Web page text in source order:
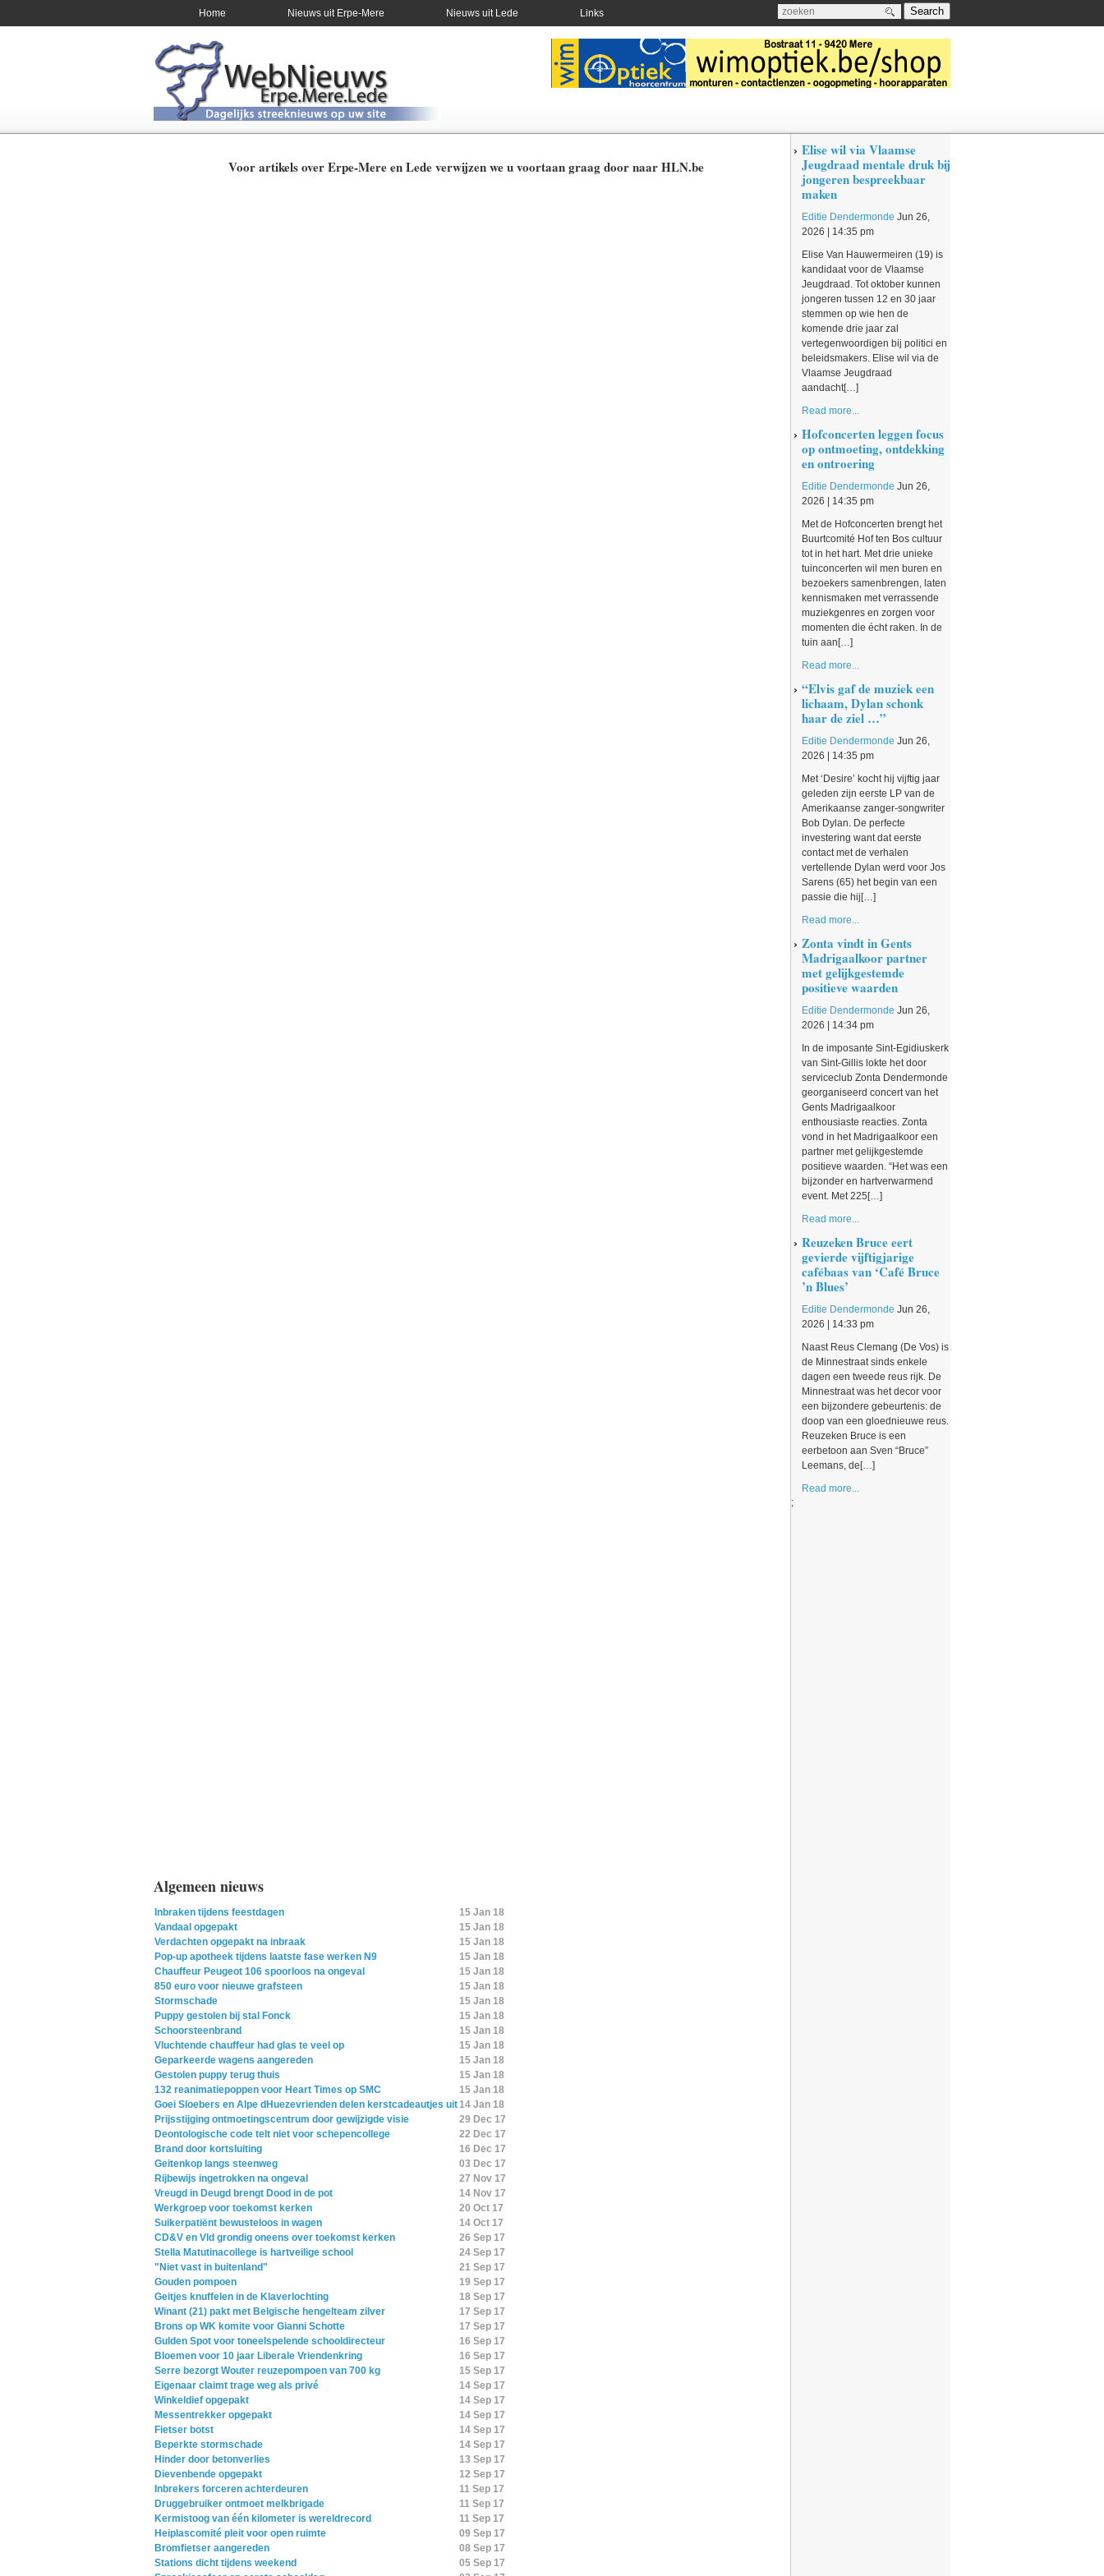
Home Nieuws uit Erpe-Mere Nieuws uit Lede Links Search
Voor artikels over Erpe-Mere en Lede verwijzen we u voortaan graag door naar HLN.be
Algemeen nieuws
Inbraken tijdens feestdagen
15 Jan 18
Vandaal opgepakt
15 Jan 18
Verdachten opgepakt na inbraak
15 Jan 18
Pop-up apotheek tijdens laatste fase werken N9
15 Jan 18
Chauffeur Peugeot 106 spoorloos na ongeval
15 Jan 18
850 euro voor nieuwe grafsteen
15 Jan 18
Stormschade
15 Jan 18
Puppy gestolen bij stal Fonck
15 Jan 18
Schoorsteenbrand
15 Jan 18
Vluchtende chauffeur had glas te veel op
15 Jan 18
Geparkeerde wagens aangereden
15 Jan 18
Gestolen puppy terug thuis
15 Jan 18
132 reanimatiepoppen voor Heart Times op SMC
15 Jan 18
Goei Sloebers en Alpe dHuezevrienden delen kerstcadeautjes uit14 Jan 18
Prijsstijging ontmoetingscentrum door gewijzigde visie
29 Dec 17
Deontologische code telt niet voor schepencollege
22 Dec 17
Brand door kortsluiting
16 Dec 17
Geitenkop langs steenweg
03 Dec 17
Rijbewijs ingetrokken na ongeval
27 Nov 17
Vreugd in Deugd brengt Dood in de pot
14 Nov 17
Werkgroep voor toekomst kerken
20 Oct 17
Suikerpatiënt bewusteloos in wagen
14 Oct 17
CD&V en Vld grondig oneens over toekomst kerken
26 Sep 17
Stella Matutinacollege is hartveilige school
24 Sep 17
"Niet vast in buitenland"
21 Sep 17
Gouden pompoen
19 Sep 17
Geitjes knuffelen in de Klaverlochting
18 Sep 17
Winant (21) pakt met Belgische hengelteam zilver
17 Sep 17
Brons op WK komite voor Gianni Schotte
17 Sep 17
Gulden Spot voor toneelspelende schooldirecteur
16 Sep 17
Bloemen voor 10 jaar Liberale Vriendenkring
16 Sep 17
Serre bezorgt Wouter reuzepompoen van 700 kg
15 Sep 17
Eigenaar claimt trage weg als privé
14 Sep 17
Winkeldief opgepakt
14 Sep 17
Messentrekker opgepakt
14 Sep 17
Fietser botst
14 Sep 17
Beperkte stormschade
14 Sep 17
Hinder door betonverlies
13 Sep 17
Dievenbende opgepakt
12 Sep 17
Inbrekers forceren achterdeuren
11 Sep 17
Druggebruiker ontmoet melkbrigade
11 Sep 17
Kermistoog van één kilometer is wereldrecord
11 Sep 17
Heiplascomité pleit voor open ruimte
09 Sep 17
Bromfietser aangereden
08 Sep 17
Stations dicht tijdens weekend
05 Sep 17
Elise wil via Vlaamse
Jeugdraad mentale druk bij
jongeren bespreekbaar
maken
Editie Dendermonde Jun 26,
2026 | 14:35 pm
Elise Van Hauwermeiren (19) is
kandidaat voor de Vlaamse
Jeugdraad. Tot oktober kunnen
jongeren tussen 12 en 30 jaar
stemmen op wie hen de
komende drie jaar zal
vertegenwoordigen bij politici en
beleidsmakers. Elise wil via de
Vlaamse Jeugdraad
aandacht[…]
Read more...
Hofconcerten leggen focus
op ontmoeting, ontdekking
en ontroering
Editie Dendermonde Jun 26,
2026 | 14:35 pm
Met de Hofconcerten brengt het
Buurtcomité Hof ten Bos cultuur
tot in het hart. Met drie unieke
tuinconcerten wil men buren en
bezoekers samenbrengen, laten
kennismaken met verrassende
muziekgenres en zorgen voor
momenten die écht raken. In de
tuin aan[…]
Read more...
“Elvis gaf de muziek een
lichaam, Dylan schonk
haar de ziel …”
Editie Dendermonde Jun 26,
2026 | 14:35 pm
Met ‘Desire’ kocht hij vijftig jaar
geleden zijn eerste LP van de
Amerikaanse zanger-songwriter
Bob Dylan. De perfecte
investering want dat eerste
contact met de verhalen
vertellende Dylan werd voor Jos
Sarens (65) het begin van een
passie die hij[…]
Read more...
Zonta vindt in Gents
Madrigaalkoor partner
met gelijkgestemde
positieve waarden
Editie Dendermonde Jun 26,
2026 | 14:34 pm
In de imposante Sint-Egidiuskerk
van Sint-Gillis lokte het door
serviceclub Zonta Dendermonde
georganiseerd concert van het
Gents Madrigaalkoor
enthousiaste reacties. Zonta
vond in het Madrigaalkoor een
partner met gelijkgestemde
positieve waarden. “Het was een
bijzonder en hartverwarmend
event. Met 225[…]
Read more...
Reuzeken Bruce eert
gevierde vijftigjarige
cafébaas van ‘Café Bruce
’n Blues’
Editie Dendermonde Jun 26,
2026 | 14:33 pm
Naast Reus Clemang (De Vos) is
de Minnestraat sinds enkele
dagen een tweede reus rijk. De
Minnestraat was het decor voor
een bijzondere gebeurtenis: de
doop van een gloednieuwe reus.
Reuzeken Bruce is een
eerbetoon aan Sven “Bruce”
Leemans, de[…]
Read more...
;